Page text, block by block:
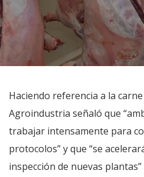
Haciendo referencia a la
Agroindustria señaló que
trabajar intensamente para
protocolos” y que “se
inspección de nuevas